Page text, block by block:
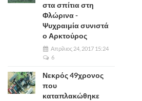
στα σπίτια στη
Φλώρινα -
Ψυχραιμία συνιστά
ο Αρκτούρος
Απρίλιος 24, 2017 15:24
6
Νεκρός 49χρονος
που
καταπλακώθηκε